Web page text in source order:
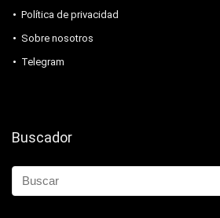
Política de privacidad
Sobre nosotros
Telegram
Buscador